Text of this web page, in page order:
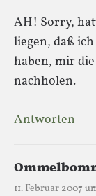
AH! Sorry,
liegen, daß
haben, mir
nachholen.
Antworten
11. Februar 2007